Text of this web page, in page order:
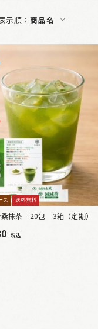
示順：商品名
ス 送料無料
桑抹茶 20包 3箱（定期）
税込